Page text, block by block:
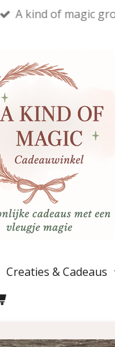
A kind of magic
Creaties & Cadeaus